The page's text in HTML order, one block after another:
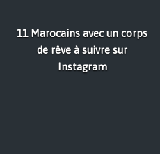
11 Marocains avec un corps
de rêve à suivre sur
Instagram